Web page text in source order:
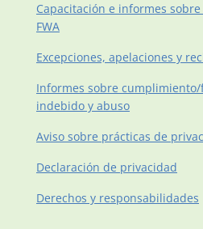
Capacitación e informes
FWA
Excepciones, apelaciones y
Informes sobre
indebido y abuso
Aviso sobre prácticas de
Declaración de privacidad
Derechos y responsabilidades